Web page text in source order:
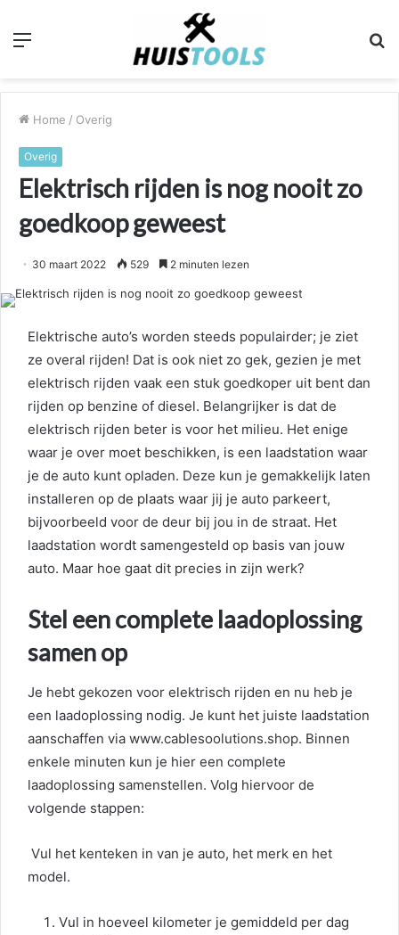
Menu
Home / Overig
Overig
Elektrisch rijden is nog nooit zo
goedkoop geweest
30 maart 2022 529 2 minuten lezen
Elektrische auto’s worden steeds populairder; je ziet
ze overal rijden! Dat is ook niet zo gek, gezien je met
elektrisch rijden vaak een stuk goedkoper uit bent dan
rijden op benzine of diesel. Belangrijker is dat de
elektrisch rijden beter is voor het milieu. Het enige
waar je over moet beschikken, is een laadstation waar
je de auto kunt opladen. Deze kun je gemakkelijk laten
installeren op de plaats waar jij je auto parkeert,
bijvoorbeeld voor de deur bij jou in de straat. Het
laadstation wordt samengesteld op basis van jouw
auto. Maar hoe gaat dit precies in zijn werk?
Stel een complete laadoplossing
samen op
Je hebt gekozen voor elektrisch rijden en nu heb je
een laadoplossing nodig. Je kunt het juiste laadstation
aanschaffen via www.cablesoolutions.shop. Binnen
enkele minuten kun je hier een complete
laadoplossing samenstellen. Volg hiervoor de
volgende stappen:
Vul het kenteken in van je auto, het merk en het
model.
Vul in hoeveel kilometer je gemiddeld per dag